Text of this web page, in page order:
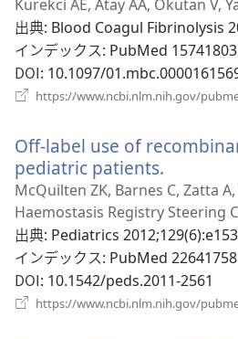
い
タ
ブ
で
Kurekci AE, Atay AA, Okutan V,
出典‎: Blood Coagul Fibrinolysis
インデックス‎: PubMed 15741803
DOI‎: 10.1097/
https://www.ncbi.nlm.nih.gov/
Off-label use of
pediatric patients.
し
い
タ
ブ
で
開
McQuilten ZK, Barnes C, Zatta
Haemostasis Registry Steering
出典‎: Pediatrics
インデックス‎: PubMed 22641758
DOI‎: 10.1542/peds.2011-2561
https://www.ncbi.nlm.nih.gov/